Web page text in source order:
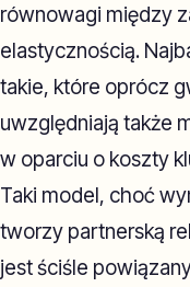
równowagi między
elastycznością.
takie, które oprócz
uwzględniają także
w oparciu o koszty
Taki model, choć
tworzy partnerską
jest ściśle